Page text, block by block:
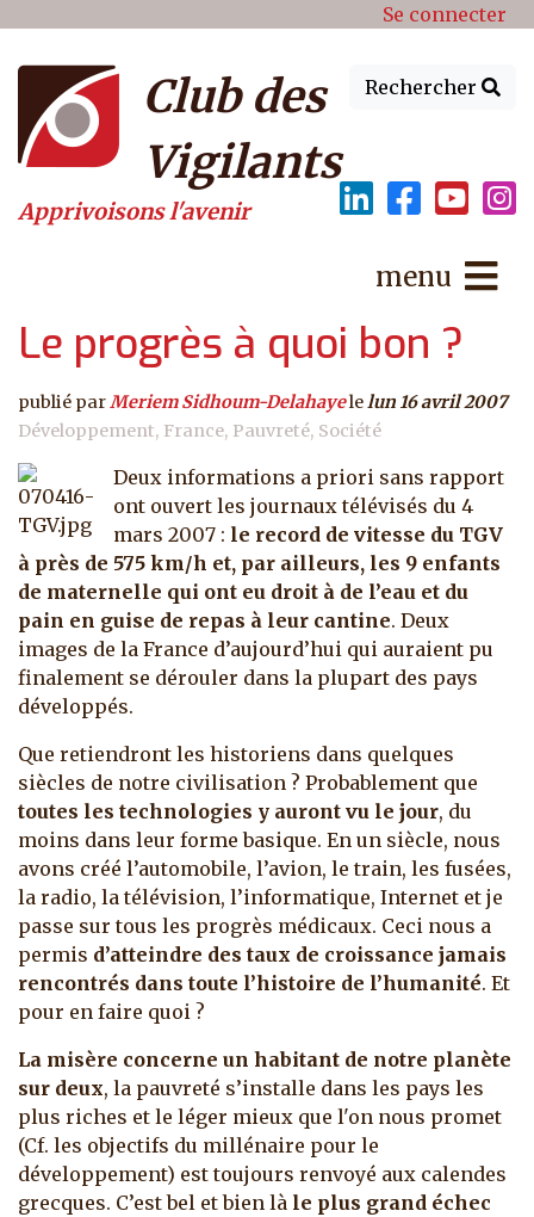
Menu du compte de Se connecter
Rechercher
Club des
Vigilants
Apprivoisons l'avenir
menu
Le progrès à quoi bon ?
publié parMeriem Sidhoum-Delahayelelun 16 avril 2007
Développement France Pauvreté Société
Deux informations a priori sans rapport
ont ouvert les journaux télévisés du 4
mars 2007 : le record de vitesse du TGV
à près de 575 km/h et, par ailleurs, les 9 enfants
de maternelle qui ont eu droit à de l’eau et du
pain en guise de repas à leur cantine. Deux
images de la France d’aujourd’hui qui auraient pu
finalement se dérouler dans la plupart des pays
développés.
Que retiendront les historiens dans quelques
siècles de notre civilisation ? Probablement que
toutes les technologies y auront vu le jour, du
moins dans leur forme basique. En un siècle, nous
avons créé l’automobile, l’avion, le train, les fusées,
la radio, la télévision, l’informatique, Internet et je
passe sur tous les progrès médicaux. Ceci nous a
permis d’atteindre des taux de croissance jamais
rencontrés dans toute l’histoire de l’humanité. Et
pour en faire quoi ?
La misère concerne un habitant de notre planète
sur deux, la pauvreté s’installe dans les pays les
plus riches et le léger mieux que l'on nous promet
(Cf. les objectifs du millénaire pour le
développement) est toujours renvoyé aux calendes
grecques. C’est bel et bien là le plus grand échec